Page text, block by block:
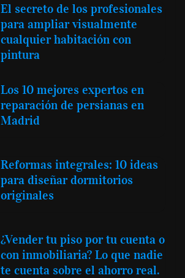
El secreto de los profesionales
para ampliar visualmente
cualquier habitación con
pintura
Los 10 mejores expertos en
reparación de persianas en
Madrid
Reformas integrales: 10 ideas
para diseñar dormitorios
originales
¿Vender tu piso por tu cuenta o
con inmobiliaria? Lo que nadie
te cuenta sobre el ahorro real.